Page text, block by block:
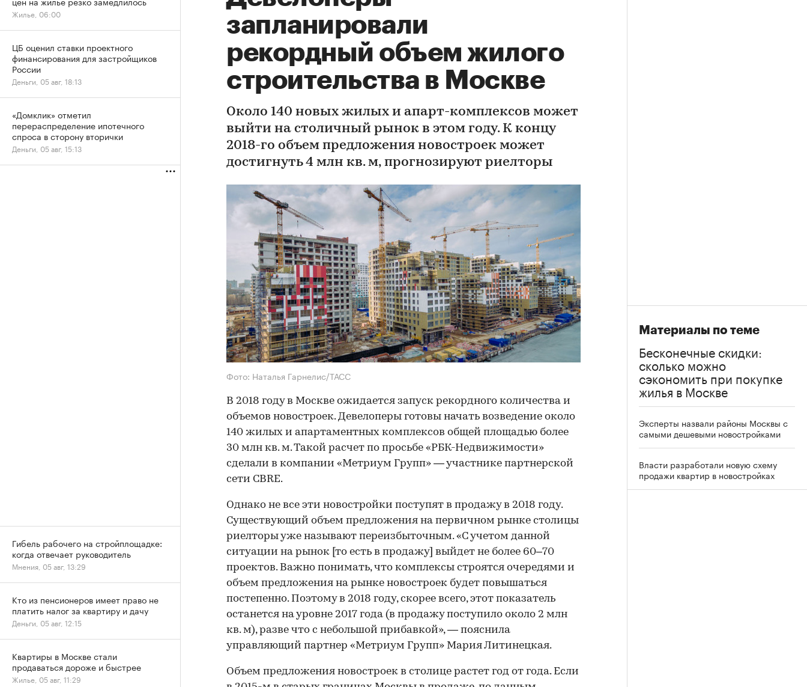
запланировали
рекордный объем жилого
строительства в Москве
Около 140 новых жилых и апарт-комплексов может
выйти на столичный рынок в этом году. К концу
2018-го объем предложения новостроек может
достигнуть 4 млн кв. м, прогнозируют риелторы
Фото: Наталья Гарнелис/ТАСС
В 2018 году в Москве ожидается запуск рекордного количества и
объемов новостроек. Девелоперы готовы начать возведение около
140 жилых и апартаментных комплексов общей площадью более
30 млн кв. м. Такой расчет по просьбе «РБК-Недвижимости»
сделали в компании «Метриум Групп» — участнике партнерской
сети CBRE.
Однако не все эти новостройки поступят в продажу в 2018 году.
Существующий объем предложения на первичном рынке столицы
риелторы уже называют переизбыточным. «С учетом данной
ситуации на рынок [то есть в продажу] выйдет не более 60–70
проектов. Важно понимать, что комплексы строятся очередями и
объем предложения на рынке новостроек будет повышаться
постепенно. Поэтому в 2018 году, скорее всего, этот показатель
останется на уровне 2017 года (в продажу поступило около 2 млн
кв. м), разве что с небольшой прибавкой», — пояснила
управляющий партнер «Метриум Групп» Мария Литинецкая.
Объем предложения новостроек в столице растет год от года. Если
Материалы по теме
Бесконечные скидки:
сколько можно
сэкономить при покупке
жилья в Москве
Эксперты назвали районы Москвы с
самыми дешевыми новостройками
Власти разработали новую схему
продажи квартир в новостройках
Жилье, 06:00
ЦБ оценил ставки проектного
финансирования для застройщиков
России
Деньги, 05 авг, 18:13
«Домклик» отметил
перераспределение ипотечного
спроса в сторону вторички
Деньги, 05 авг, 15:13
Гибель рабочего на стройплощадке:
когда отвечает руководитель
Мнения, 05 авг, 13:29
Кто из пенсионеров имеет право не
платить налог за квартиру и дачу
Деньги, 05 авг, 12:15
Квартиры в Москве стали
продаваться дороже и быстрее
Жилье, 05 авг, 11:29